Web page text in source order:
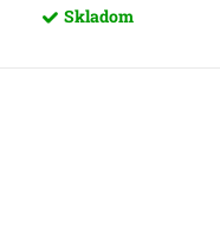
Skladom